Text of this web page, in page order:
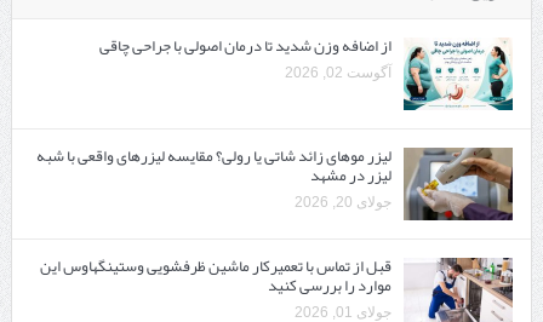
از اضافه وزن شدید تا درمان اصولی با جراحی چاقی
آگوست 02, 2026
لیزر موهای زائد شاتی یا رولی؟ مقایسه لیزرهای واقعی با شبه‌
لیزر در مشهد
جولای 20, 2026
قبل از تماس با تعمیرکار ماشین ظرفشویی وستینگهاوس این
موارد را بررسی کنید
جولای 01, 2026